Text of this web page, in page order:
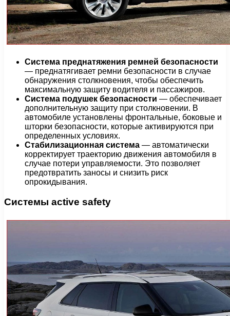
Система преднатяжения ремней безопасности
— преднатягивает ремни безопасности в случае
обнаружения столкновения, чтобы обеспечить
максимальную защиту водителя и пассажиров.
Система подушек безопасности — обеспечивает
дополнительную защиту при столкновении. В
автомобиле установлены фронтальные, боковые и
шторки безопасности, которые активируются при
определенных условиях.
Стабилизационная система — автоматически
корректирует траекторию движения автомобиля в
случае потери управляемости. Это позволяет
предотвратить заносы и снизить риск
опрокидывания.
Системы active safety